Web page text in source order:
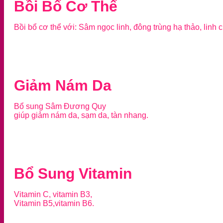
Bồi Bổ Cơ Thể
Bồi bổ cơ thể với: Sâm ngọc linh, đông trùng hạ thảo, linh
Giảm Nám Da
Bổ sung Sâm Đương Quy
giúp giảm nám da, sạm da, tàn nhang.
Bổ Sung Vitamin
Vitamin C, vitamin B3,
Vitamin B5,vitamin B6.